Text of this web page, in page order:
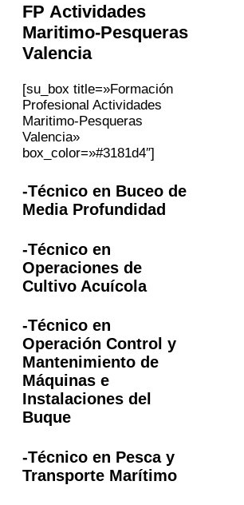
FP Actividades
Maritimo-Pesqueras
Valencia
[su_box title=»Formación
Profesional Actividades
Maritimo-Pesqueras
Valencia»
box_color=»#3181d4″]
-Técnico en Buceo de
Media Profundidad
-Técnico en
Operaciones de
Cultivo Acuícola
-Técnico en
Operación Control y
Mantenimiento de
Máquinas e
Instalaciones del
Buque
-Técnico en Pesca y
Transporte Marítimo